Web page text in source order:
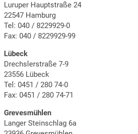
Luruper Hauptstraße 24
22547 Hamburg
Tel: 040 / 8229929-0
Fax: 040 / 8229929-99
Lübeck
Drechslerstraße 7-9
23556 Lübeck
Tel: 0451 / 280 74-0
Fax: 0451 / 280 74-71
Grevesmühlen
Langer Steinschlag 6a